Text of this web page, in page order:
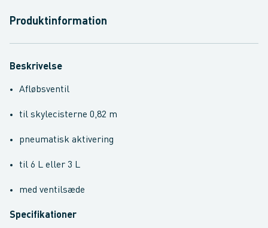
Produktinformation
Beskrivelse
Afløbsventil
til skylecisterne 0,82 m
pneumatisk aktivering
til 6 L eller 3 L
med ventilsæde
Specifikationer